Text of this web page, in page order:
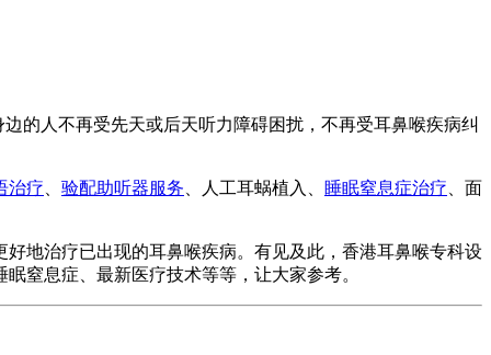
的人不再受先天或后天听力障碍困扰，不再受耳鼻喉疾病纠
治疗 验配助听器服务 、人工耳蜗植入、 睡眠窒息症治疗 、面
地治疗已出现的耳鼻喉疾病。有见及此，香港耳鼻喉专科设
窒息症、最新医疗技术等等，让大家参考。